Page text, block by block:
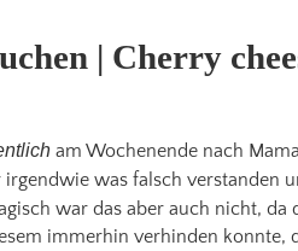
| Cherry
am Wochenende nach
was falsch verstanden
war das aber auch nicht,
immerhin verhinden konnte,